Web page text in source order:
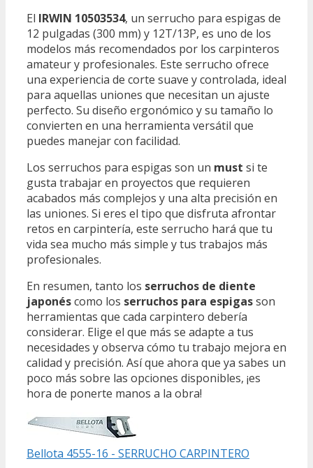
El IRWIN 10503534, un serrucho para espigas de
12 pulgadas (300 mm) y 12T/13P, es uno de los
modelos más recomendados por los carpinteros
amateur y profesionales. Este serrucho ofrece
una experiencia de corte suave y controlada, ideal
para aquellas uniones que necesitan un ajuste
perfecto. Su diseño ergonómico y su tamaño lo
convierten en una herramienta versátil que
puedes manejar con facilidad.
Los serruchos para espigas son un must si te
gusta trabajar en proyectos que requieren
acabados más complejos y una alta precisión en
las uniones. Si eres el tipo que disfruta afrontar
retos en carpintería, este serrucho hará que tu
vida sea mucho más simple y tus trabajos más
profesionales.
En resumen, tanto los serruchos de diente
japonéscomo los serruchos para espigasson
herramientas que cada carpintero debería
considerar. Elige el que más se adapte a tus
necesidades y observa cómo tu trabajo mejora en
calidad y precisión. Así que ahora que ya sabes un
poco más sobre las opciones disponibles, ¡es
hora de ponerte manos a la obra!
Bellota 4555-16 - SERRUCHO CARPINTERO